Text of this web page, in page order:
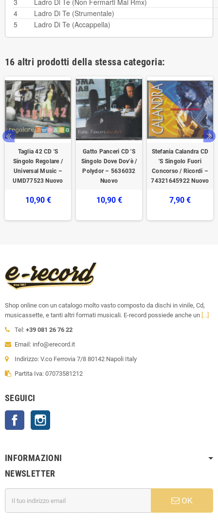
3
Ladro Di Te (Non Fermarti Mai Rmx)
4
Ladro Di Te (Strumentale)
5
Ladro Di Te (Accappella)
16 altri prodotti della stessa categoria:
Taglia 42 CD 'S
Singolo Regolare /
Universal Music –
UMD77523 Nuovo
10,90 €
Gatto Panceri CD 'S
Singolo Dove Dov'è /
Polydor – 5636032
Nuovo
10,90 €
Stefania Calandra CD
'S Singolo Fuori
Concorso / Ricordi –
74321645922 Nuovo
7,90 €
Shop online con un catalogo molto vasto composto da dischi in vinile, Cd,
musicassette, e tanti altri formati musicali. E-record possiede anche un [...]
Tel: +39 081 26 76 22
Email: info@erecord.it
Indirizzo: V.co Ferrovia 7/8 80142 Napoli Italy
Partita Iva: 07073581212
SEGUICI
Facebook
INFORMAZIONI
NEWSLETTER
OK